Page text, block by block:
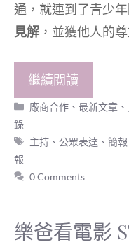
通，就連到了青少
見解 ，並獲他人的尊
繼續閱讀
分
廠商合作 、最新文章 、
錄
標
主持 、公眾表達 、 簡報
報
0 Comments
樂爸看電影